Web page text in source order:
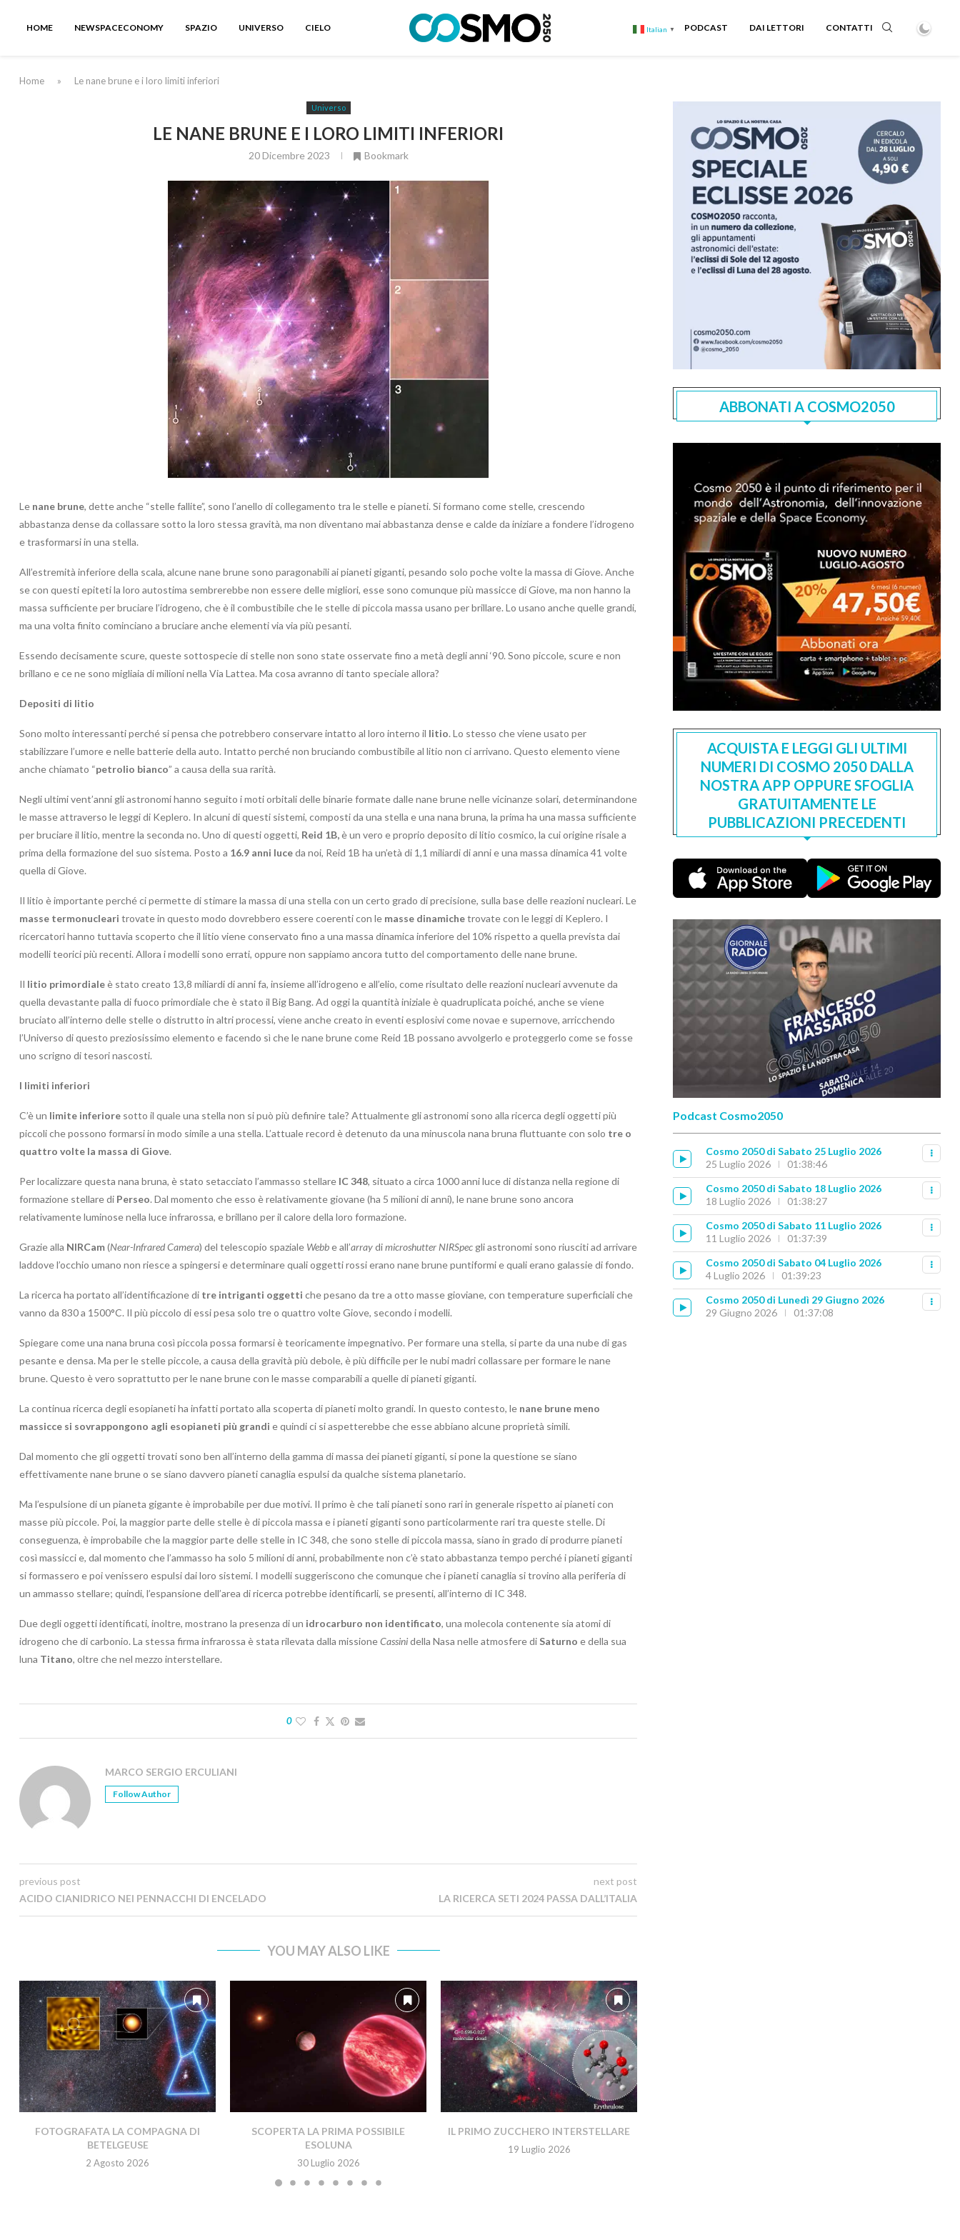
HOME NEWSPACECONOMY SPAZIO UNIVERSO CIELO Italian ▼ PODCAST DAI LETTORI CONTATTI
Home » Le nane brune e i loro limiti inferiori
Universo
LE NANE BRUNE E I LORO LIMITI INFERIORI
20 Dicembre 2023 Bookmark
Le nane brune, dette anche “stelle fallite”, sono l’anello di collegamento tra le stelle e pianeti. Si formano come stelle, crescendo
abbastanza dense da collassare sotto la loro stessa gravità, ma non diventano mai abbastanza dense e calde da iniziare a fondere l’idrogeno
e trasformarsi in una stella.
All’estremità inferiore della scala, alcune nane brune sono paragonabili ai pianeti giganti, pesando solo poche volte la massa di Giove. Anche
se con questi epiteti la loro autostima sembrerebbe non essere delle migliori, esse sono comunque più massicce di Giove, ma non hanno la
massa sufficiente per bruciare l’idrogeno, che è il combustibile che le stelle di piccola massa usano per brillare. Lo usano anche quelle grandi,
ma una volta finito cominciano a bruciare anche elementi via via più pesanti.
Essendo decisamente scure, queste sottospecie di stelle non sono state osservate fino a metà degli anni ‘90. Sono piccole, scure e non
brillano e ce ne sono migliaia di milioni nella Via Lattea. Ma cosa avranno di tanto speciale allora?
Depositi di litio
Sono molto interessanti perché si pensa che potrebbero conservare intatto al loro interno il litio. Lo stesso che viene usato per
stabilizzare l’umore e nelle batterie della auto. Intatto perché non bruciando combustibile al litio non ci arrivano. Questo elemento viene
anche chiamato “petrolio bianco” a causa della sua rarità.
Negli ultimi vent’anni gli astronomi hanno seguito i moti orbitali delle binarie formate dalle nane brune nelle vicinanze solari, determinandone
le masse attraverso le leggi di Keplero. In alcuni di questi sistemi, composti da una stella e una nana bruna, la prima ha una massa sufficiente
per bruciare il litio, mentre la seconda no. Uno di questi oggetti, Reid 1B,è un vero e proprio deposito di litio cosmico, la cui origine risale a
prima della formazione del suo sistema. Posto a 16.9 anni luceda noi, Reid 1B ha un’età di 1,1 miliardi di anni e una massa dinamica 41 volte
quella di Giove.
Il litio è importante perché ci permette di stimare la massa di una stella con un certo grado di precisione, sulla base delle reazioni nucleari. Le
masse termonucleari trovate in questo modo dovrebbero essere coerenti con le masse dinamichetrovate con le leggi di Keplero. I
ricercatori hanno tuttavia scoperto che il litio viene conservato fino a una massa dinamica inferiore del 10% rispetto a quella prevista dai
modelli teorici più recenti. Allora i modelli sono errati, oppure non sappiamo ancora tutto del comportamento delle nane brune.
Il litio primordialeè stato creato 13,8 miliardi di anni fa, insieme all’idrogeno e all’elio, come risultato delle reazioni nucleari avvenute da
quella devastante palla di fuoco primordiale che è stato il Big Bang. Ad oggi la quantità iniziale è quadruplicata poiché, anche se viene
bruciato all’interno delle stelle o distrutto in altri processi, viene anche creato in eventi esplosivi come novae e supernove, arricchendo
l’Universo di questo preziosissimo elemento e facendo sì che le nane brune come Reid 1B possano avvolgerlo e proteggerlo come se fosse
uno scrigno di tesori nascosti.
I limiti inferiori
C’è un limite inferiore sotto il quale una stella non si può più definire tale? Attualmente gli astronomi sono alla ricerca degli oggetti più
piccoli che possono formarsi in modo simile a una stella. L’attuale record è detenuto da una minuscola nana bruna fluttuante con solo tre o
quattro volte la massa di Giove.
Per localizzare questa nana bruna, è stato setacciato l’ammasso stellare IC 348, situato a circa 1000 anni luce di distanza nella regione di
formazione stellare di Perseo. Dal momento che esso è relativamente giovane (ha 5 milioni di anni), le nane brune sono ancora
relativamente luminose nella luce infrarossa, e brillano per il calore della loro formazione.
Grazie alla NIRCam(Near-Infrared Camera) del telescopio spaziale Webbe all’arraydimicroshutterNIRSpec gli astronomi sono riusciti ad arrivare
laddove l’occhio umano non riesce a spingersi e determinare quali oggetti rossi erano nane brune puntiformi e quali erano galassie di fondo.
La ricerca ha portato all’identificazione di tre intriganti oggetti che pesano da tre a otto masse gioviane, con temperature superficiali che
vanno da 830 a 1500°C. Il più piccolo di essi pesa solo tre o quattro volte Giove, secondo i modelli.
Spiegare come una nana bruna così piccola possa formarsi è teoricamente impegnativo. Per formare una stella, si parte da una nube di gas
pesante e densa. Ma per le stelle piccole, a causa della gravità più debole, è più difficile per le nubi madri collassare per formare le nane
brune. Questo è vero soprattutto per le nane brune con le masse comparabili a quelle di pianeti giganti.
La continua ricerca degli esopianeti ha infatti portato alla scoperta di pianeti molto grandi. In questo contesto, le nane brune meno
massicce si sovrappongono agli esopianeti più grandi e quindi ci si aspetterebbe che esse abbiano alcune proprietà simili.
Dal momento che gli oggetti trovati sono ben all’interno della gamma di massa dei pianeti giganti, si pone la questione se siano
effettivamente nane brune o se siano davvero pianeti canaglia espulsi da qualche sistema planetario.
Ma l’espulsione di un pianeta gigante è improbabile per due motivi. Il primo è che tali pianeti sono rari in generale rispetto ai pianeti con
masse più piccole. Poi, la maggior parte delle stelle è di piccola massa e i pianeti giganti sono particolarmente rari tra queste stelle. Di
conseguenza, è improbabile che la maggior parte delle stelle in IC 348, che sono stelle di piccola massa, siano in grado di produrre pianeti
così massicci e, dal momento che l’ammasso ha solo 5 milioni di anni, probabilmente non c’è stato abbastanza tempo perché i pianeti giganti
si formassero e poi venissero espulsi dai loro sistemi. I modelli suggeriscono che comunque che i pianeti canaglia si trovino alla periferia di
un ammasso stellare; quindi, l’espansione dell’area di ricerca potrebbe identificarli, se presenti, all’interno di IC 348.
Due degli oggetti identificati, inoltre, mostrano la presenza di un idrocarburo non identificato, una molecola contenente sia atomi di
idrogeno che di carbonio. La stessa firma infrarossa è stata rilevata dalla missioneCassinidella Nasa nelle atmosfere di Saturno e della sua
luna Titano, oltre che nel mezzo interstellare.
0
MARCO SERGIO ERCULIANI
Follow Author
previous post
ACIDO CIANIDRICO NEI PENNACCHI DI ENCELADO
next post
LA RICERCA SETI 2024 PASSA DALL’ITALIA
YOU MAY ALSO LIKE
FOTOGRAFATA LA COMPAGNA DI
BETELGEUSE
2 Agosto 2026
SCOPERTA LA PRIMA POSSIBILE
ESOLUNA
30 Luglio 2026
IL PRIMO ZUCCHERO INTERSTELLARE
19 Luglio 2026
ABBONATI A COSMO2050
ACQUISTA E LEGGI GLI ULTIMI
NUMERI DI COSMO 2050 DALLA
NOSTRA APP OPPURE SFOGLIA
GRATUITAMENTE LE
PUBBLICAZIONI PRECEDENTI
Podcast Cosmo2050
Cosmo 2050 di Sabato 25 Luglio 2026
25 Luglio 2026
01:38:46
Cosmo 2050 di Sabato 18 Luglio 2026
18 Luglio 2026
01:38:27
Cosmo 2050 di Sabato 11 Luglio 2026
11 Luglio 2026
01:37:39
Cosmo 2050 di Sabato 04 Luglio 2026
4 Luglio 2026
01:39:23
Cosmo 2050 di Lunedì 29 Giugno 2026
29 Giugno 2026
01:37:08